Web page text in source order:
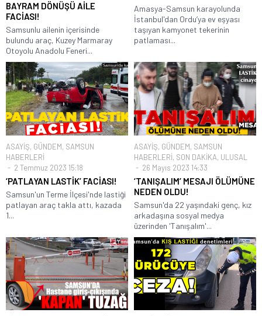
BAYRAM DÖNÜŞÜ AİLE
FACİASI!
Samsunlu ailenin içerisinde
bulundu araç, Kuzey Marmaray
Otoyolu Anadolu Feneri...
Amasya-Samsun karayolunda
İstanbul'dan Ordu’ya ev eşyası
taşıyan kamyonet tekerinin
patlaması...
ASAYİŞ, GÜNDEM, SAMSUN
HABERLERİ
2 Temmuz 2023 15:18
‘PATLAYAN LASTİK’ FACİASI!
Samsun'un Terme İlçesi'nde lastiği
patlayan araç takla attı, kazada
1...
ASAYİŞ, GÜNDEM, SAMSUN
HABERLERİ, SON DAKİKA, ULUSAL
26 Mayıs 2023 14:33
‘TANIŞALIM’ MESAJI ÖLÜMÜNE
NEDEN OLDU!
Samsun'da 22 yaşındaki genç, kız
arkadaşına sosyal medya
üzerinden 'Tanışalım'...